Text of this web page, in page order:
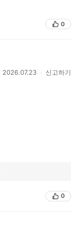
0
2026.07.23 신고하기
0